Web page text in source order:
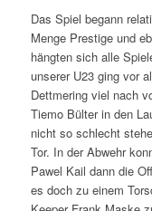
Das Spiel begann
Menge Prestige und
hängten sich alle
unserer U23 ging vor
Dettmering viel nach
Tiemo Bülter in den
nicht so schlecht
Tor. In der Abwehr
Pawel Kail dann die
es doch zu einem